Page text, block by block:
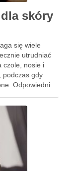
skóry
się wiele
utrudniać
czole, nosie i
podczas gdy
Odpowiedni